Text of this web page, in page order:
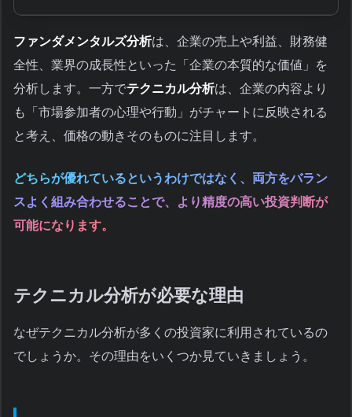
ファンダメンタルズ分析は、企業の売上や利益、財務健
全性、業界の成長性といった「企業の本質的な価値」を
分析します。一方でテクニカル分析は、企業の内容より
も「市場参加者の心理や行動」がチャートに反映される
と考え、価格の動きそのものに注目します。
どちらが優れているというわけではなく、両方をバラン
スよく組み合わせることで、より精度の高い投資判断が
可能になります。
テクニカル分析が必要な理由
なぜテクニカル分析が多くの投資家に利用されているの
でしょうか。その理由をいくつか見ていきましょう。